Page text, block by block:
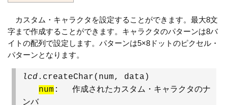
カスタム・キャラクタを設定することができます。最大8文
字まで作成することができます。キャラクタのパターンは8バ
イトの配列で設定します。パターンは5×8ドットのピクセル・
パターンとなります。
lcd.createChar(num, data)
num : 作成されたカスタム・キャラクタのナ
ンバ